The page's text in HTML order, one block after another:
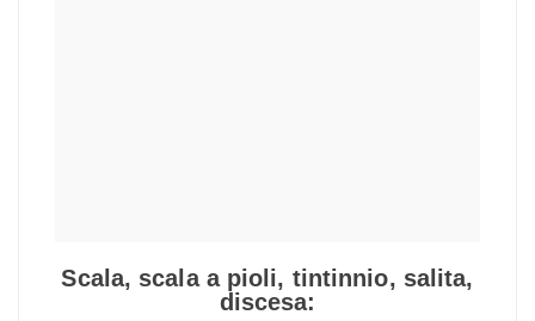
Scala, scala a pioli, tintinnio, salita,
discesa: